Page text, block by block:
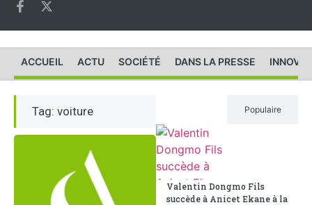
ACCUEIL ACTU SOCIÉTÉ DANS LA PRESSE
Tag: voiture Populaire
Valentin Dongmo Fils
succède à Anicet Ekane à la